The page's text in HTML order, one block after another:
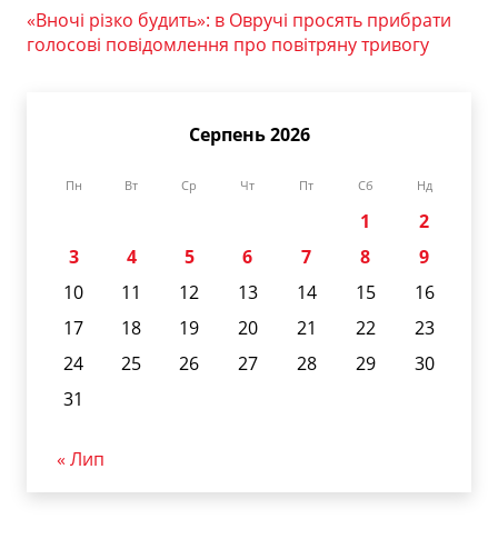
«Вночі різко будить»: в Овручі просять прибрати
голосові повідомлення про повітряну тривогу
Серпень 2026
Пн Вт Ср Чт Пт Сб Нд
1
2
3
4 5 6 7 8
9
10
11 12 13 14 15
16
17
18 19 20 21 22
23
24
25 26 27 28 29
30
31
« Лип